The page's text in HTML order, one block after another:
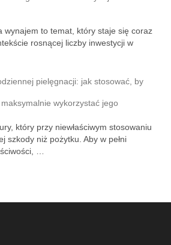
wynajem to temat, który staje się coraz
rosnącej liczby inwestycji w
pielęgnacji: jak stosować, by
wykorzystać jego
który przy niewłaściwym stosowaniu
szkody niż pożytku. Aby w pełni
…